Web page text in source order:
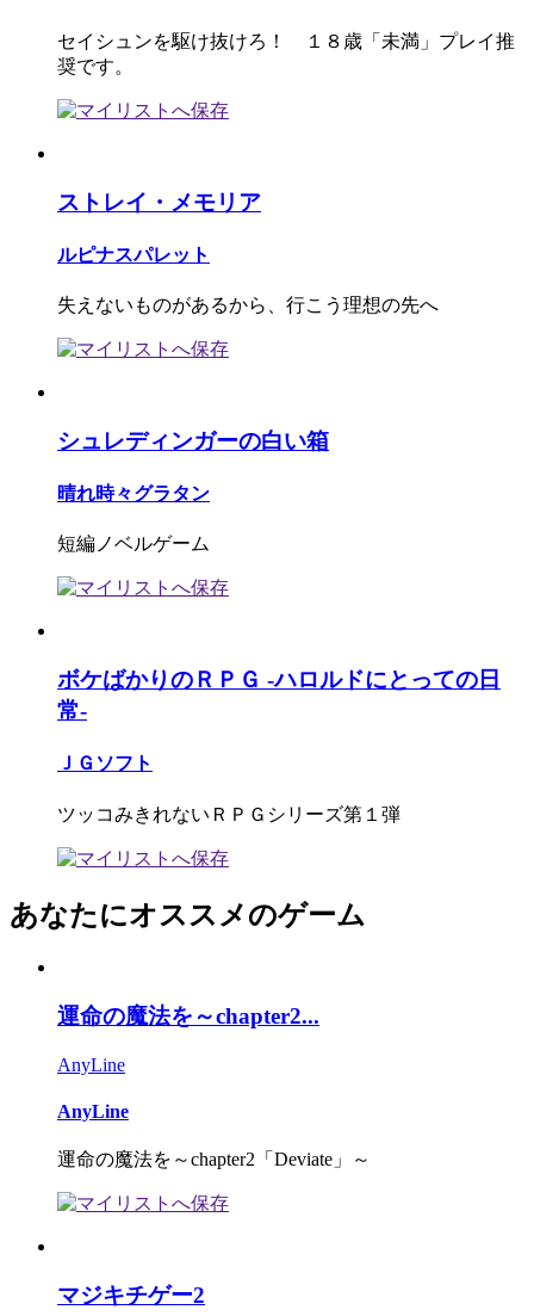
セイシュンを駆け抜けろ！ １８歳「未満」プレイ推
奨です。
ストレイ・メモリア
ルピナスパレット
失えないものがあるから、行こう理想の先へ
シュレディンガーの白い箱
晴れ時々グラタン
短編ノベルゲーム
ボケばかりのＲＰＧ -ハロルドにとっての日
常-
ＪＧソフト
ツッコみきれないＲＰＧシリーズ第１弾
あなたにオススメのゲーム
運命の魔法を～chapter2...
AnyLine
AnyLine
運命の魔法を～chapter2「Deviate」～
マジキチゲー2